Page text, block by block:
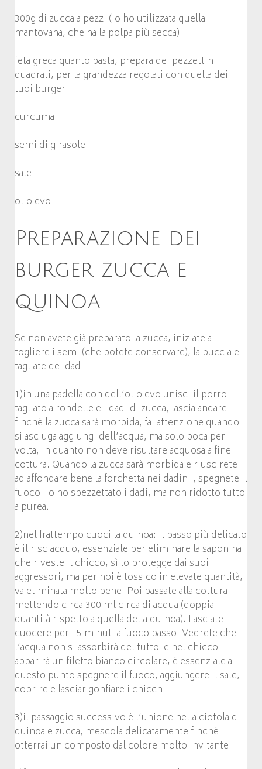
300g di zucca a pezzi (io ho utilizzata quella
mantovana, che ha la polpa più secca)
feta greca quanto basta, prepara dei pezzettini
quadrati, per la grandezza regolati con quella dei
tuoi burger
curcuma
semi di girasole
sale
olio evo
Preparazione dei
burger zucca e
quinoa
Se non avete già preparato la zucca, iniziate a
togliere i semi (che potete conservare), la buccia e
tagliate dei dadi
1)in una padella con dell’olio evo unisci il porro
tagliato a rondelle e i dadi di zucca, lascia andare
finchè la zucca sarà morbida, fai attenzione quando
si asciuga aggiungi dell’acqua, ma solo poca per
volta, in quanto non deve risultare acquosa a fine
cottura. Quando la zucca sarà morbida e riuscirete
ad affondare bene la forchetta nei dadini , spegnete il
fuoco. Io ho spezzettato i dadi, ma non ridotto tutto
a purea.
2)nel frattempo cuoci la quinoa: il passo più delicato
è il risciacquo, essenziale per eliminare la saponina
che riveste il chicco, sì lo protegge dai suoi
aggressori, ma per noi è tossico in elevate quantità,
va eliminata molto bene. Poi passate alla cottura
mettendo circa 300 ml circa di acqua (doppia
quantità rispetto a quella della quinoa). Lasciate
cuocere per 15 minuti a fuoco basso. Vedrete che
l’acqua non si assorbirà del tutto e nel chicco
apparirà un filetto bianco circolare, è essenziale a
questo punto spegnere il fuoco, aggiungere il sale,
coprire e lasciar gonfiare i chicchi.
3)il passaggio successivo è l’unione nella ciotola di
quinoa e zucca, mescola delicatamente finchè
otterrai un composto dal colore molto invitante.